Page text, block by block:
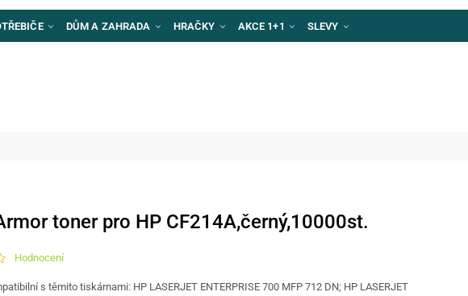
DŮM A ZAHRADA HRAČKY AKCE 1+1 SLEVY
toner pro HP CF214A,černý,10000st.
Hodnocení
s těmito tiskárnami: HP LASERJET ENTERPRISE 700 MFP 712 DN; HP LASERJET